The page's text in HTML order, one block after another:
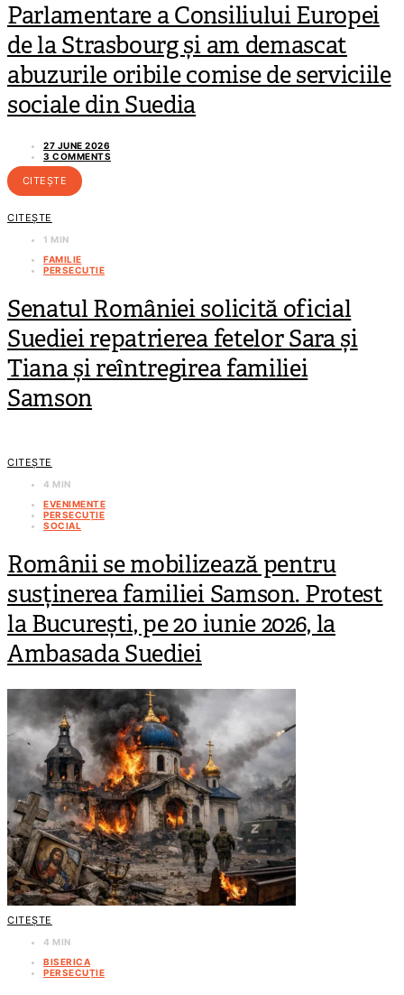
Parlamentare a Consiliului Europei
de la Strasbourg și am demascat
abuzurile oribile comise de serviciile
sociale din Suedia
27 JUNE 2026
3 COMMENTS
CITEȘTE
CITEȘTE
1 MIN
FAMILIE
PERSECUȚIE
Senatul României solicită oficial
Suediei repatrierea fetelor Sara și
Tiana și reîntregirea familiei
Samson
CITEȘTE
4 MIN
EVENIMENTE
PERSECUȚIE
SOCIAL
Românii se mobilizează pentru
susținerea familiei Samson. Protest
la București, pe 20 iunie 2026, la
Ambasada Suediei
CITEȘTE
4 MIN
BISERICA
PERSECUȚIE